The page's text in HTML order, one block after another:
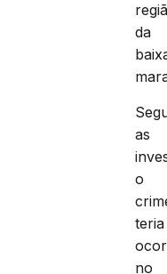
da
as
o
teria
no